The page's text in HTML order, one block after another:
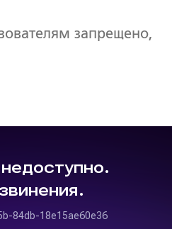
запрещено,